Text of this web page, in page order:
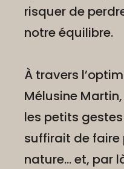
risquer de
notre équilibre.
À travers
Mélusine
les petits
suffirait de faire
nature… et, par